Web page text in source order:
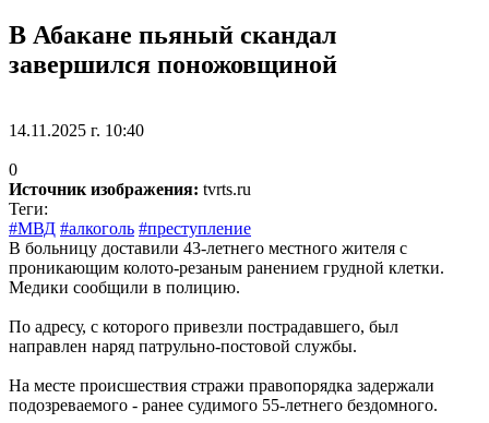
В Абакане пьяный скандал
завершился поножовщиной
14.11.2025 г. 10:40
0
Источник изображения: tvrts.ru
Теги:
#МВД #алкоголь #преступление
В больницу доставили 43-летнего местного жителя с
проникающим колото-резаным ранением грудной клетки.
Медики сообщили в полицию.
По адресу, с которого привезли пострадавшего, был
направлен наряд патрульно-постовой службы.
На месте происшествия стражи правопорядка задержали
подозреваемого - ранее судимого 55-летнего бездомного.